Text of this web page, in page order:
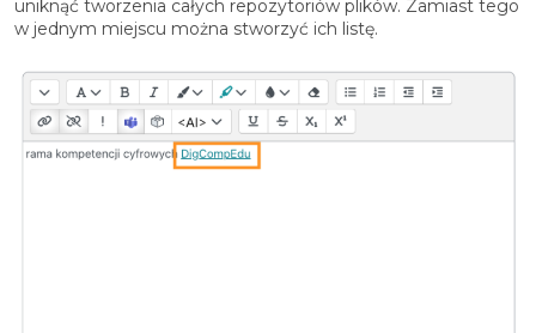
uniknąć tworzenia całych repozytoriów plików. Zamiast tego
w jednym miejscu można stworzyć ich listę.